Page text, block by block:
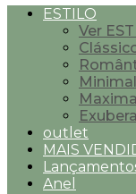
ESTILO
Ver
outlet
MAIS
Anel